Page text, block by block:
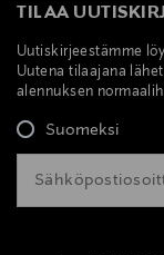
TILAA
Uutiskirjeestämme
Uutena tilaajana
alennuksen
Suomeksi